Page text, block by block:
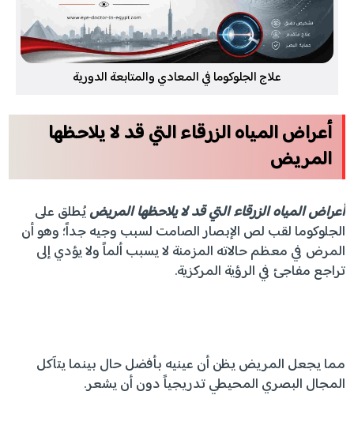
علاج الجلوكوما في المعادي والمتابعة الدورية
أعراض المياه الزرقاء التي قد لا يلاحظها
المريض
أعراض المياه الزرقاء التي قد لا يلاحظها المريضيُطلق على
الجلوكوما لقب لص الإبصار الصامت لسبب وجيه جداً؛ وهو أن
المرض في معظم حالاته المزمنة لا يسبب ألماً ولا يؤدي إلى
تراجع مفاجئ في الرؤية المركزية.
مما يجعل المريض يظن أن عينيه بأفضل حال بينما يتآكل
المجال البصري المحيطي تدريجياً دون أن يشعر.